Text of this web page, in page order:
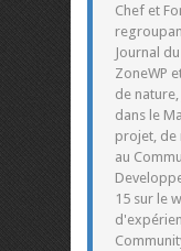
Chef et
Journal
ZoneWP
de
dans le
projet, de
au
15 sur le